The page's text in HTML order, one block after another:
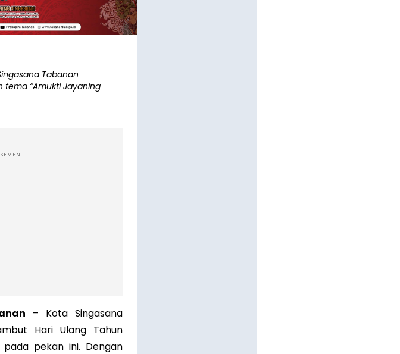
Tabanan
tema “Amukti Jayaning
– Kota Singasana
Hari Ulang Tahun
pekan ini. Dengan